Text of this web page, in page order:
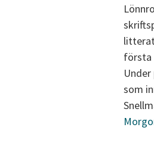
första
som